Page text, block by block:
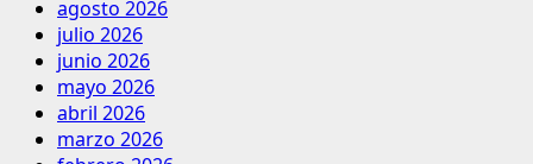
agosto 2026
julio 2026
junio 2026
mayo 2026
abril 2026
marzo 2026